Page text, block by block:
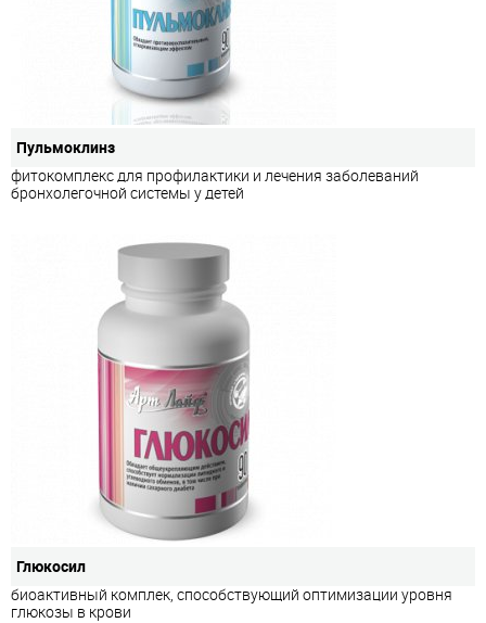
Пульмоклинз
фитокомплекс для профилактики и лечения заболеваний
бронхолегочной системы у детей
Глюкосил
биоактивный комплек, способствующий оптимизации уровня
глюкозы в крови